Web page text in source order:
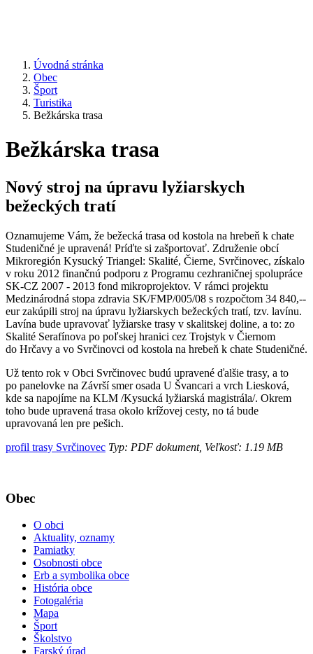
Úvodná stránka
Obec
Šport
Turistika
Bežkárska trasa
Bežkárska trasa
Nový stroj na úpravu lyžiarskych
bežeckých tratí
Oznamujeme Vám, že bežecká trasa od kostola na hrebeň k chate
Studeničné je upravená! Príďte si zašportovať. Združenie obcí
Mikroregión Kysucký Triangel: Skalité, Čierne, Svrčinovec, získalo
v roku 2012 finančnú podporu z Programu cezhraničnej spolupráce
SK-CZ 2007 - 2013 fond mikroprojektov. V rámci projektu
Medzinárodná stopa zdravia SK/FMP/005/08 s rozpočtom 34 840,--
eur zakúpili stroj na úpravu lyžiarskych bežeckých tratí, tzv. lavínu.
Lavína bude upravovať lyžiarske trasy v skalitskej doline, a to: zo
Skalité Serafínova po poľskej hranici cez Trojstyk v Čiernom
do Hrčavy a vo Svrčinovci od kostola na hrebeň k chate Studeničné.
Už tento rok v Obci Svrčinovec budú upravené ďalšie trasy, a to
po panelovke na Závrší smer osada U Švancari a vrch Liesková,
kde sa napojíme na KLM /Kysucká lyžiarská magistrála/. Okrem
toho bude upravená trasa okolo krížovej cesty, no tá bude
upravovaná len pre pešich.
profil trasy Svrčinovec Typ: PDF dokument, Veľkosť: 1.19 MB
Obec
O obci
Aktuality, oznamy
Pamiatky
Osobnosti obce
Erb a symbolika obce
História obce
Fotogaléria
Mapa
Šport
Školstvo
Farský úrad